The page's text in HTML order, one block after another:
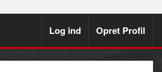
Log ind Opret Profil